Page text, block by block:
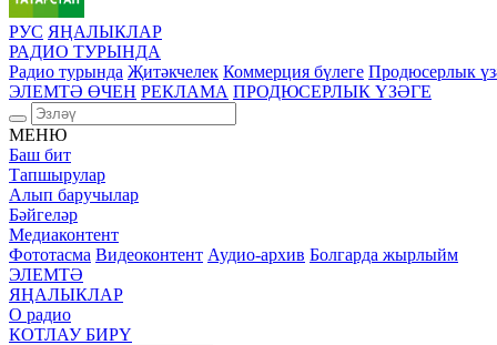
РУС ЯҢАЛЫКЛАР
РАДИО ТУРЫНДА
Радио турында Җитәкчелек Коммерция бүлеге Продюсерлык
ЭЛЕМТӘ ӨЧЕН РЕКЛАМА ПРОДЮСЕРЛЫК ҮЗӘГЕ
МЕНЮ
Баш бит
Тапшырулар
Алып баручылар
Бәйгеләр
Медиаконтент
Фототасма Видеоконтент Аудио-архив Болгарда жырлыйм
ЭЛЕМТӘ
ЯҢАЛЫКЛАР
О радио
КОТЛАУ БИРҮ